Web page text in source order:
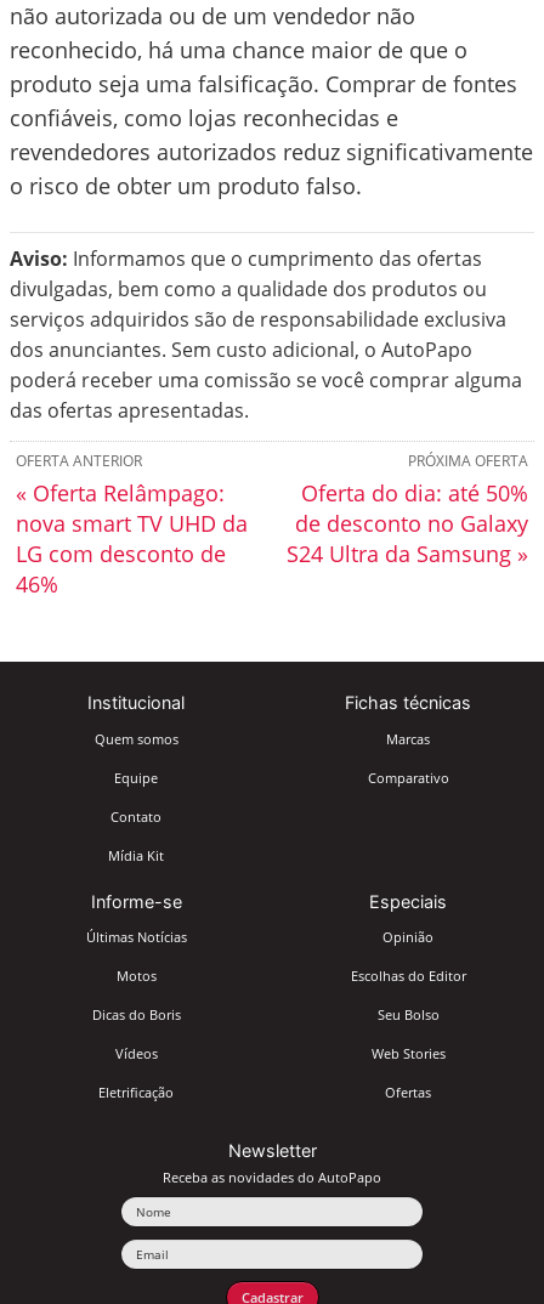
não autorizada ou de um vendedor não
reconhecido, há uma chance maior de que o
produto seja uma falsificação. Comprar de fontes
confiáveis, como lojas reconhecidas e
revendedores autorizados reduz significativamente
o risco de obter um produto falso.
Aviso: Informamos que o cumprimento das ofertas
divulgadas, bem como a qualidade dos produtos ou
serviços adquiridos são de responsabilidade exclusiva
dos anunciantes. Sem custo adicional, o AutoPapo
poderá receber uma comissão se você comprar alguma
das ofertas apresentadas.
PRÓXIMA OFERTA
Oferta do dia: até 50%
de desconto no Galaxy
S24 Ultra da Samsung »
OFERTA ANTERIOR
« Oferta Relâmpago:
nova smart TV UHD da
LG com desconto de
46%
Institucional
Quem somos
Equipe
Contato
Mídia Kit
Fichas técnicas
Marcas
Comparativo
Informe-se
Últimas Notícias
Motos
Dicas do Boris
Vídeos
Eletrificação
Especiais
Opinião
Escolhas do Editor
Seu Bolso
Web Stories
Ofertas
Newsletter
Receba as novidades do AutoPapo
Cadastrar